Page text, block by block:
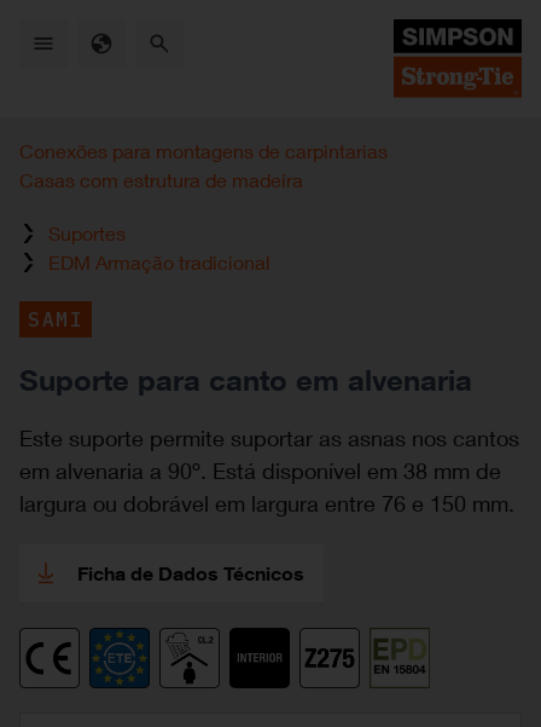
Conexões para montagens de carpintarias
Casas com estrutura de madeira
Suportes
EDM Armação tradicional
SAMI
Suporte para canto em alvenaria
Este suporte permite suportar as asnas nos cantos
em alvenaria a 90º. Está disponível em 38 mm de
largura ou dobrável em largura entre 76 e 150 mm.
Ficha de Dados Técnicos